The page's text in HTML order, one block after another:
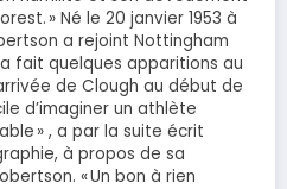
» Né le 20 janvier 1953 à
a rejoint Nottingham
a fait quelques apparitions au
de Clough au début de
d’imaginer un athlète
» , a par la suite écrit
à propos de sa
« Un bon à rien